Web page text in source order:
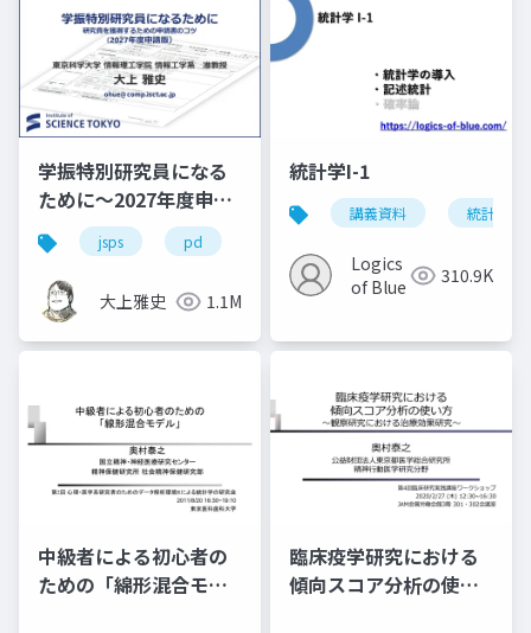
学振特別研究員になる
ために～2027年度申請
版
jsps pd
大上雅史 1.1M
統計学I-1
講義資料 統計学
Logics
of Blue
310.9K
中級者による初心者の
ための「綿形混合モデ
臨床疫学研究における
傾向スコア分析の使い